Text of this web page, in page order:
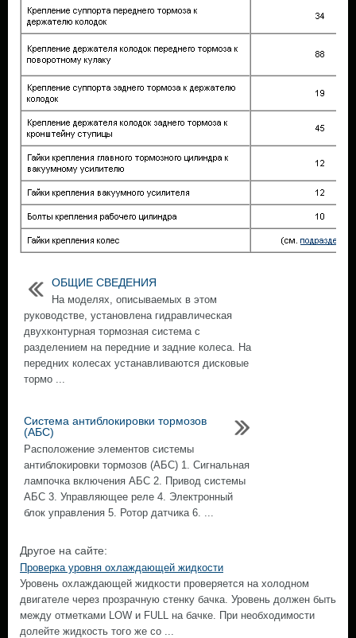
ОБЩИЕ СВЕДЕНИЯ
На моделях, описываемых в этом
руководстве, установлена гидравлическая
двухконтурная тормозная система с
разделением на передние и задние колеса. На
передних колесах устанавливаются дисковые
тормо ...
Система антиблокировки тормозов
(АБС)
Расположение элементов системы
антиблокировки тормозов (АБС) 1. Сигнальная
лампочка включения АБС 2. Привод системы
АБС 3. Управляющее реле 4. Электронный
блок управления 5. Ротор датчика 6. ...
Другое на сайте:
Проверка уровня охлаждающей жидкости
Уровень охлаждающей жидкости проверяется на холодном
двигателе через прозрачную стенку бачка. Уровень должен быть
между отметками LOW и FULL на бачке. При необходимости
долейте жидкость того же со ...